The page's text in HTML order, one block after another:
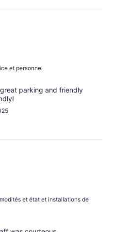
et personnel
parking and friendly
et état et installations de